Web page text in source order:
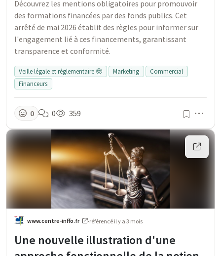
Découvrez les mentions obligatoires pour promouvoir
des formations financées par des fonds publics. Cet
arrêté de mai 2026 établit des règles pour informer sur
l'engagement lié à ces financements, garantissant
transparence et conformité.
Veille légale et réglementaire 🤓 Marketing
Commercial
Financeurs
0 0 359
www.centre-inffo.fr ·référencé il y a 3 mois
Une nouvelle illustration d'une